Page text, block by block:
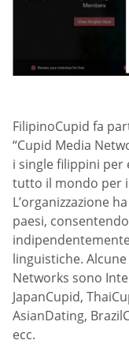
FilipinoCupid fa
“Cupid Media
i single filippini
tutto il mondo per
L’organizzazione
paesi,
linguistiche.
Networks sono
JapanCupid,
AsianDating,
ecc.